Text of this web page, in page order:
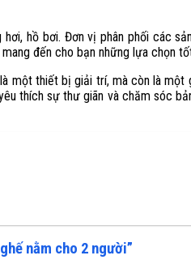
hồ bơi. Đơn vị phân phối các
đến cho bạn những lựa chọn
một thiết bị giải trí, mà còn là một
thích sự thư giãn và chăm sóc
nằm cho 2 người”